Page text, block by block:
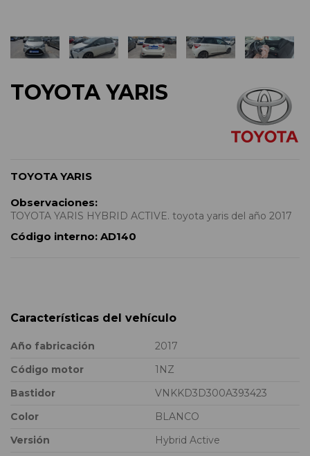
TOYOTA YARIS
TOYOTA YARIS
Observaciones:
TOYOTA YARIS HYBRID ACTIVE. toyota yaris del año 2017
Código interno: AD140
Características del vehículo
Año fabricación
2017
Código motor
1NZ
Bastidor
VNKKD3D300A393423
Color
BLANCO
Versión
Hybrid Active